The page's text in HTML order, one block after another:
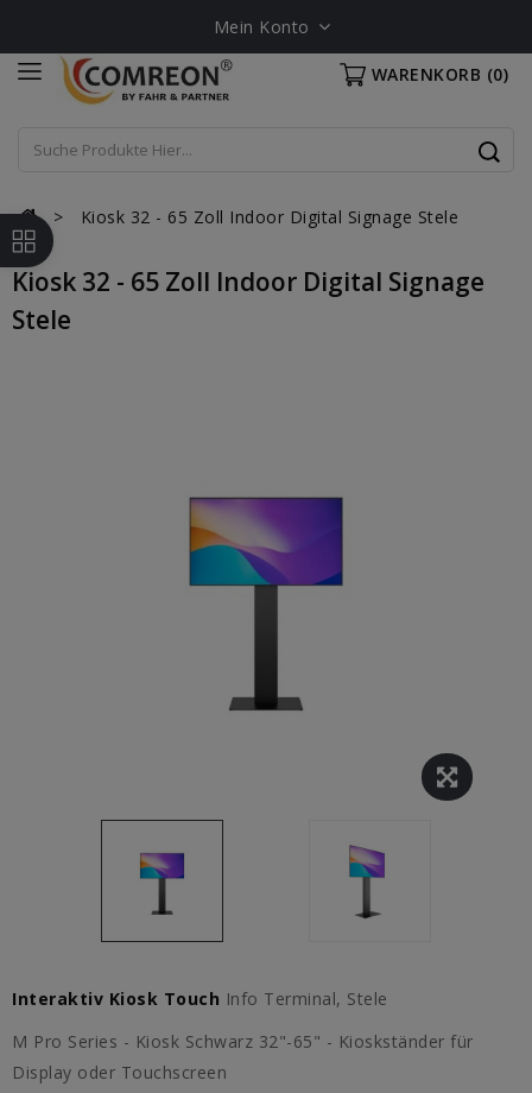
Mein Konto
WARENKORB (0)
Kiosk 32 - 65 Zoll Indoor Digital Signage Stele
Kiosk 32 - 65 Zoll Indoor Digital Signage
Stele
Interaktiv Kiosk Touch Info Terminal, Stele
M Pro Series - Kiosk Schwarz 32"-65" - Kioskständer für
Display oder Touchscreen